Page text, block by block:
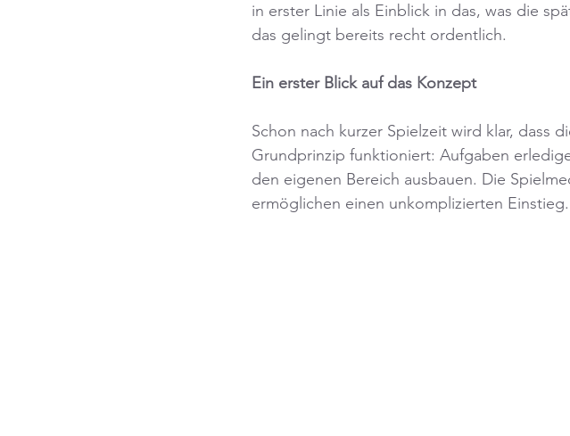
in erster Linie als Einblick in das, was die
das gelingt bereits recht ordentlich.
Ein erster Blick auf das Konzept
Schon nach kurzer Spielzeit wird klar, dass
Grundprinzip funktioniert: Aufgaben
den eigenen Bereich ausbauen. Die
ermöglichen einen unkomplizierten Einstieg.